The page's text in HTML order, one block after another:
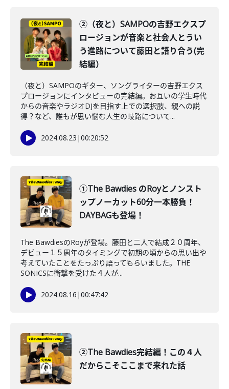
②（夜と）SAMPOの吉野エクスプ
ロージョンが音楽と社会人とうい
う進路について藤田と語り合う(完
結編）
（夜と）SAMPOのギター、ソングライターの吉野エクス
プロージョンにインタビューの完結編。お互いの学生時代
からの音楽やラジオDJを目指す上での選択肢、親への説
得？など、誰もが思い悩む人生の岐路について...
2024.08.23 |00:20:52
①The Bawdies のRoyとノンスト
ップノーカット60分一本勝負！
DAYBAGも登場！
The BawdiesのRoyが登場。藤田と二人で結成２０周年、
デビュー１５周年のタイミングで初期の頃からの思い出や
考えていたことをたっぷり語ってもらいました。THE
SONICSに衝撃を受けた４人が...
2024.08.16 |00:47:42
②The Bawdies完結編！この４人
だからこそここまで来れた話